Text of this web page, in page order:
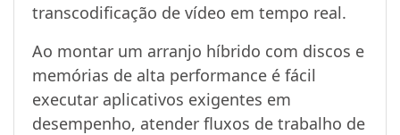
transcodificação de vídeo em tempo real.
Ao montar um arranjo híbrido com discos e
memórias de alta performance é fácil
executar aplicativos exigentes em
desempenho, atender fluxos de trabalho de